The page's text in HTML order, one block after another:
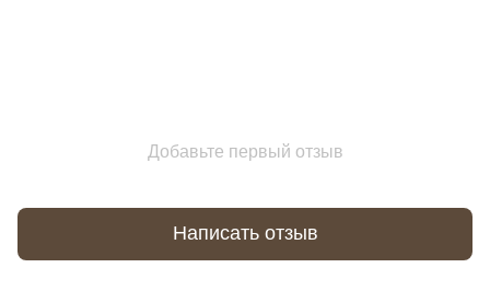
Добавьте первый отзыв
Написать отзыв